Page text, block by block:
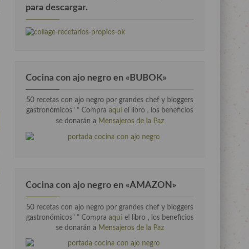
para descargar.
Cocina con ajo negro en «BUBOK»
50 recetas con ajo negro por grandes chef y bloggers
gastronómicos" " Compra aqui el libro , los beneficios
se donarán a Mensajeros de la Paz
Cocina con ajo negro en «AMAZON»
50 recetas con ajo negro por grandes chef y bloggers
gastronómicos" " Compra aquíel libro , los beneficios
se donarán a Mensajeros de la Paz